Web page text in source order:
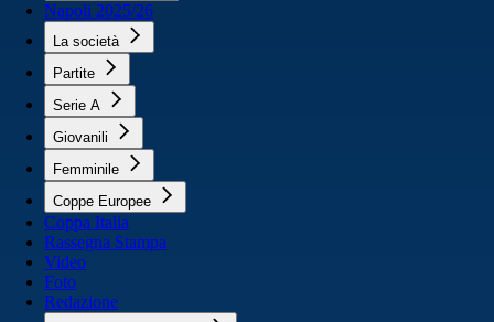
Napoli 2025/26
La società
Partite
Serie A
Giovanili
Femminile
Coppe Europee
Coppa Italia
Rassegna Stampa
Video
Foto
Redazione